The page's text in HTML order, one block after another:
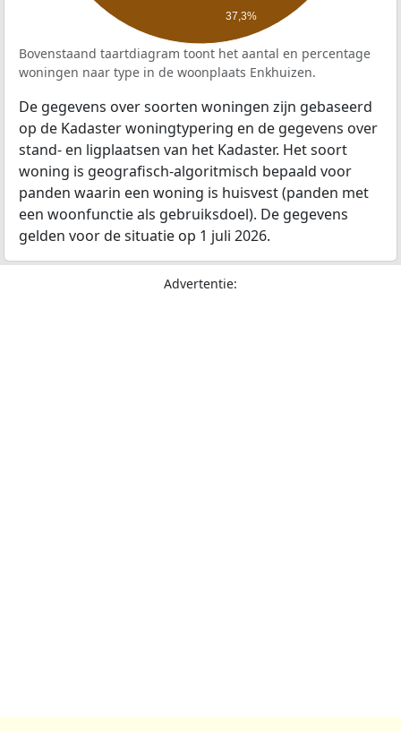
37,3%
Bovenstaand taartdiagram toont het aantal en percentage
woningen naar type in de woonplaats Enkhuizen.
De gegevens over soorten woningen zijn gebaseerd
op de Kadaster woningtypering en de gegevens over
stand- en ligplaatsen van het Kadaster. Het soort
woning is geografisch-algoritmisch bepaald voor
panden waarin een woning is huisvest (panden met
een woonfunctie als gebruiksdoel). De gegevens
gelden voor de situatie op 1 juli 2026.
Advertentie: